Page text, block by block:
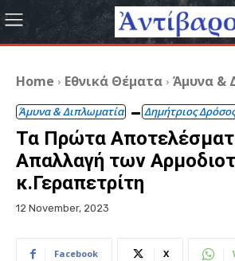
Home Εθνικά Θέματα Άμυνα &
Άμυνα & Διπλωματία Δημήτριος Δρόσος
Τα Πρώτα
Απαλλαγή των
κ.Γεραπετρίτη
12 November, 2023
Facebook X